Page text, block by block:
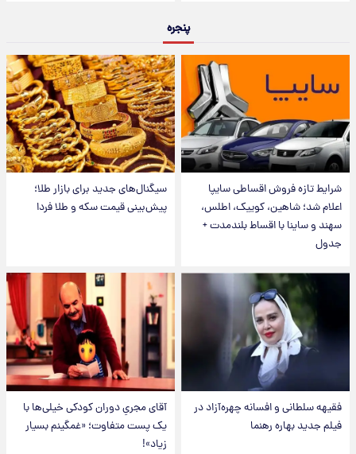
پنجره
شرایط تازه فروش اقساطی سایپا
اعلام شد؛ شاهین، کوییک، اطلس،
سهند و ساینا با اقساط بلندمدت +
جدول
سیگنال‌های جدید برای بازار طلا؛
پیش‌بینی قیمت سکه و طلا فردا
فقیهه سلطانی و افسانه چهره‌آزاد در
فیلم جدید بهاره رهنما
آقای مجریِ دوران کودکی خیلی‌ها با
یک پست متفاوت؛ «غمگینم بسیار
زیاد»!